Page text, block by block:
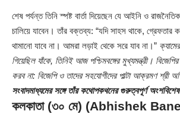
শেষ পর্যন্ত তিনি স্পষ্ট বার্তা দিয়েছেন যে আইনি ও
চালিয়ে যাবেন। তাঁর বক্তব্য: “যদি সাহস থাকে,
থামানো যাবে না। আমরা লড়াই থেকে সরে যাব না।”
গিয়েছিল যাঁকে, তিনিই আজ পশ্চিমবঙ্গের মুখ্যমন্ত্রী।
করব না: বিজেপি ও তাদের সহযোগীদের পাল্টা আক্রমণ শ্রী
সংবাদমাধ্যমের সঙ্গে তাঁর কথোপকথনের গুরুত্বপূর্ণ অংশবিশেষ
কলকাতা (৩০ মে) (Abhishek